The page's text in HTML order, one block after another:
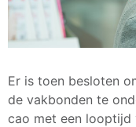
Er is toen besloten
de vakbonden te
cao met een looptijd